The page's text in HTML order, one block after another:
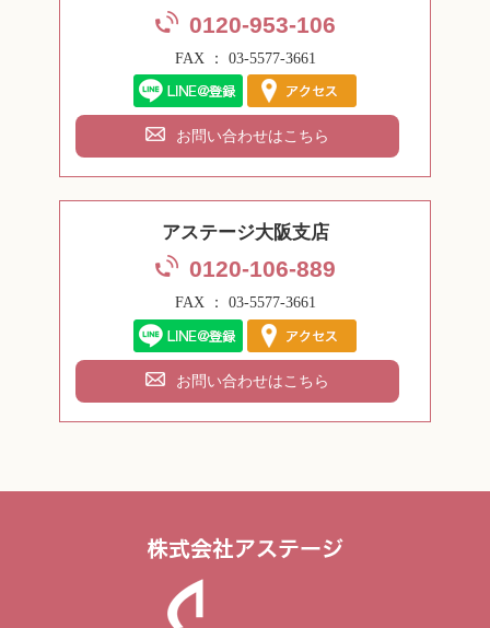
0120-953-106
FAX ： 03-5577-3661
お問い合わせはこちら
アステージ大阪支店
0120-106-889
FAX ： 03-5577-3661
お問い合わせはこちら